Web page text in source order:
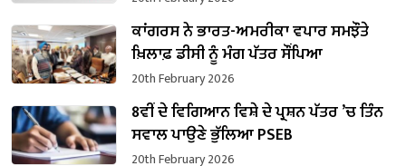
ਕਾਂਗਰਸ ਨੇ ਭਾਰਤ-ਅਮਰੀਕਾ ਵਪਾਰ ਸਮਝੌਤੇ
ਖ਼ਿਲਾਫ਼ ਡੀਸੀ ਨੂੰ ਮੰਗ ਪੱਤਰ ਸੌਂਪਿਆ
20th February 2026
8ਵੀਂ ਦੇ ਵਿਗਿਆਨ ਵਿਸ਼ੇ ਦੇ ਪ੍ਰਸ਼ਨ ਪੱਤਰ ’ਚ ਤਿੰਨ
ਸਵਾਲ ਪਾਉਣੇ ਭੁੱਲਿਆ PSEB
20th February 2026